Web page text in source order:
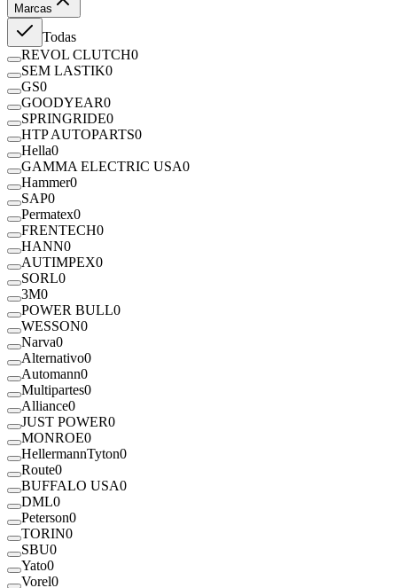
Marcas
Todas
REVOL CLUTCH0
SEM LASTIK0
GS0
GOODYEAR0
SPRINGRIDE0
HTP AUTOPARTS0
Hella0
GAMMA ELECTRIC USA0
Hammer0
SAP0
Permatex0
FRENTECH0
HANN0
AUTIMPEX0
SORL0
3M0
POWER BULL0
WESSON0
Narva0
Alternativo0
Automann0
Multipartes0
Alliance0
JUST POWER0
MONROE0
HellermannTyton0
Route0
BUFFALO USA0
DML0
Peterson0
TORIN0
SBU0
Yato0
Vorel0